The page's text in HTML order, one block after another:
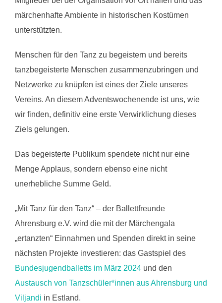
märchenhafte Ambiente in historischen Kostümen
unterstützten.
Menschen für den Tanz zu begeistern und bereits
tanzbegeisterte Menschen zusammenzubringen und
Netzwerke zu knüpfen ist eines der Ziele unseres
Vereins. An diesem Adventswochenende ist uns, wie
wir finden, definitiv eine erste Verwirklichung dieses
Ziels gelungen.
Das begeisterte Publikum spendete nicht nur eine
Menge Applaus, sondern ebenso eine nicht
unerhebliche Summe Geld.
„Mit Tanz für den Tanz“ – der Ballettfreunde
Ahrensburg e.V. wird die mit der Märchengala
„ertanzten“ Einnahmen und Spenden direkt in seine
nächsten Projekte investieren: das Gastspiel des
Bundesjugendballetts im März 2024 und den
Austausch von Tanzschüler*innen aus Ahrensburg und
Viljandi in Estland.